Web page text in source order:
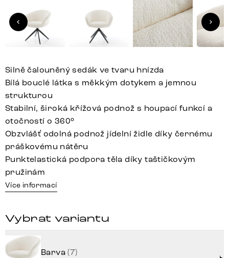
Silně čalouněný sedák ve tvaru hnízda
Bílá bouclé látka s měkkým dotykem a jemnou
strukturou
Stabilní, široká křížová podnož s houpací funkcí a
otočností o 360°
Obzvlášť odolná podnož jídelní židle díky černému
práškovému nátěru
Punktelastická podpora těla díky taštičkovým
pružinám
Více informací
Vybrat variantu
Barva(7)